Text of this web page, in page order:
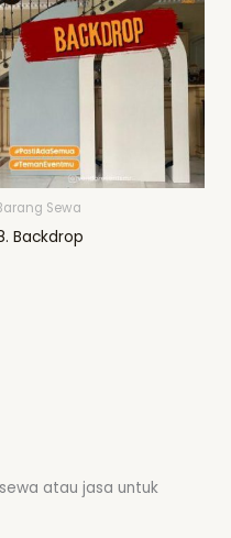
Sewa
Backdrop
atau jasa untuk